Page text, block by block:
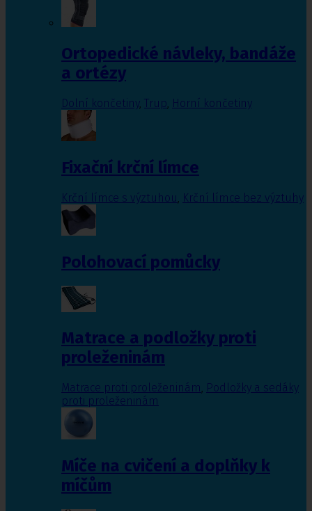
Ortopedické návleky, bandáže
a ortézy
Dolní končetiny, Trup, Horní končetiny
Fixační krční límce
Krční límce s výztuhou Krční límce bez výztuhy
Polohovací pomůcky
Matrace a podložky proti
proleženinám
Matrace proti proleženinám, Podložky a sedáky
proti proleženinám
Míče na cvičení a doplňky k
míčům